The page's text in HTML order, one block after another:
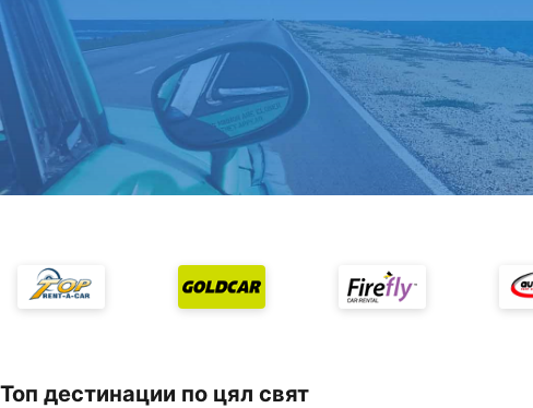
Топ дестинации по цял свят